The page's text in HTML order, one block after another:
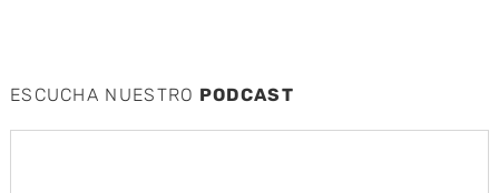
ESCUCHA NUESTRO PODCAST